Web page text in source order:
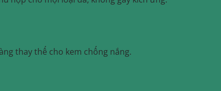
thay thế cho kem chống nắng.